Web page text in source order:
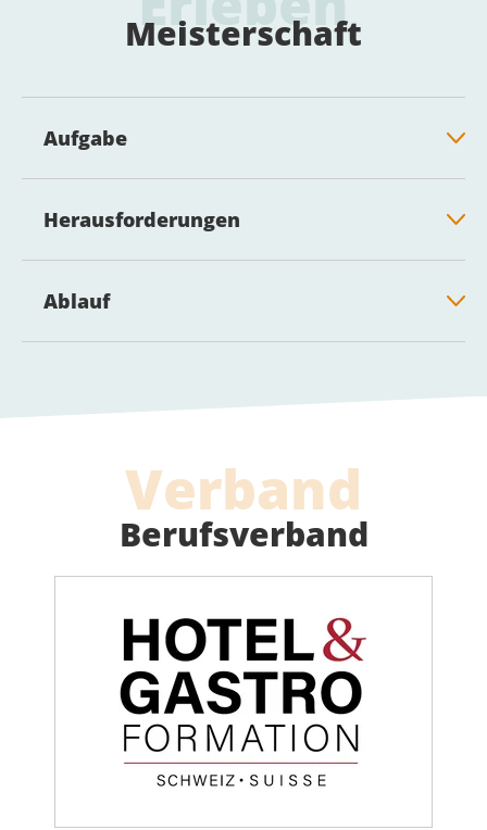
Meisterschaft
Aufgabe
Herausforderungen
Ablauf
Verband
Berufsverband